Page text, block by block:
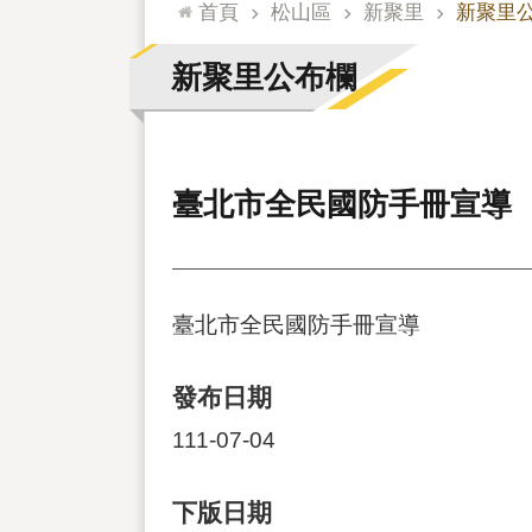
首頁 松山區 新聚里 新聚里
新聚里公布欄
臺北市全民國防手冊宣導
臺北市全民國防手冊宣導
發布日期
111-07-04
下版日期